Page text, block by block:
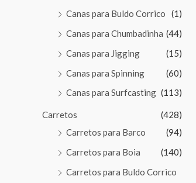
Canas para Buldo Corrico
(1)
Canas para Chumbadinha (44)
Canas para Jigging
(15)
Canas para Spinning
(60)
Canas para Surfcasting (113)
Carretos
(428)
Carretos para Barco
(94)
Carretos para Boia
(140)
Carretos para Buldo Corrico